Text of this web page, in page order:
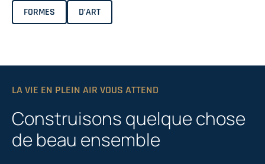
FORMES D’ART
LA VIE EN PLEIN AIR VOUS ATTEND
Construisons quelque chose
de beau ensemble